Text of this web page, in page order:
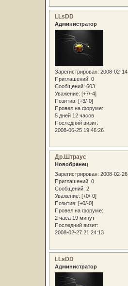
LLsDD
Администратор
Зарегистрирован: 2008-02-14
Приглашений: 0
Сообщений: 603
Уважение: [+7/-4]
Позитив: [+3/-0]
Провел на форуме:
5 дней 12 часов
Последний визит:
2008-06-25 19:46:26
Др.Штраус
Новобранец
Зарегистрирован: 2008-02-26
Приглашений: 0
Сообщений: 2
Уважение: [+0/-0]
Позитив: [+0/-0]
Провел на форуме:
2 часа 19 минут
Последний визит:
2008-02-27 21:24:13
LLsDD
Администратор